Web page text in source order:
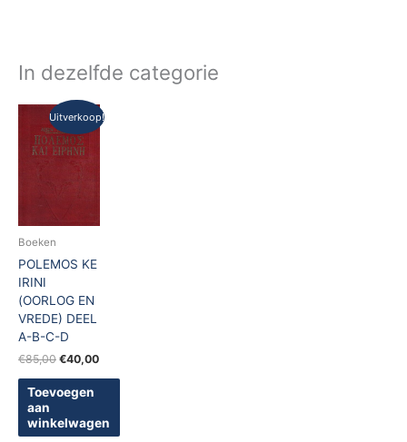
In dezelfde categorie
Uitverkoop!
Boeken
POLEMOS KE
IRINI
(OORLOG EN
VREDE) DEEL
A-B-C-D
€85,00
Oorspronkelijke
prijs
was:
€85,00.
€40,00
Huidige
prijs
Toevoegen
aan
winkelwagen